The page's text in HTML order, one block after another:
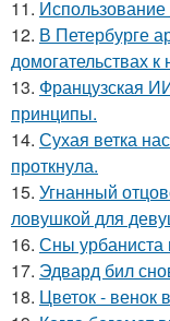
11.
12. В Петербурге
домогательствах
13. Французская
принципы.
14. Сухая ветка
проткнула.
15. Угнанный
ловушкой для
16. Сны урбаниста
17. Эдвард бил
18. Цветок - венок